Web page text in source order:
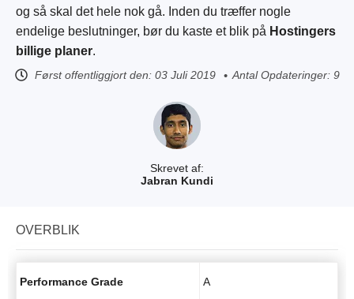
Skrevet af:
Jabran Kundi
og så skal det hele nok gå. Inden du træffer nogle
endelige beslutninger, bør du kaste et blik på Hostingers
billige planer.
Først offentliggjort den: 03 Juli 2019 Antal Opdateringer: 9
OVERBLIK
Performance Grade A